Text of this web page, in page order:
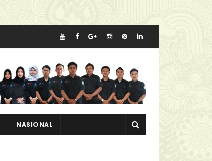
NASIONAL